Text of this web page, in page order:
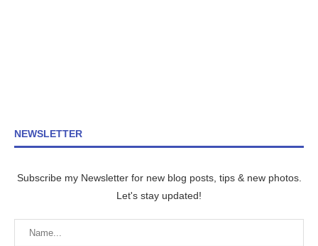
NEWSLETTER
Subscribe my Newsletter for new blog posts, tips & new photos.
Let's stay updated!